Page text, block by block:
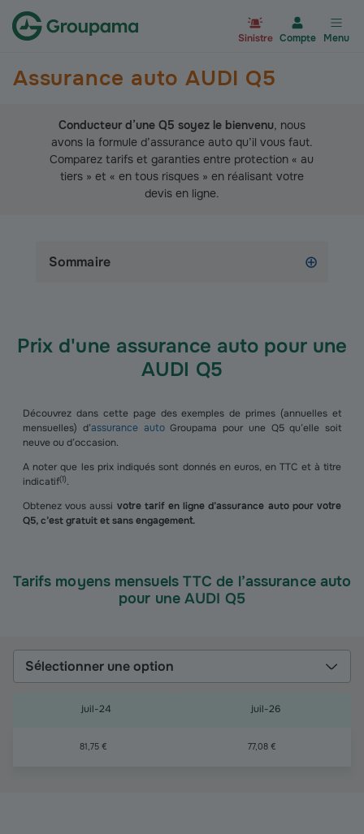
Sinistre Compte Menu
Assurance auto AUDI Q5
Conducteur d’une Q5 soyez le bienvenu, nous
avons la formule d’assurance auto qu’il vous faut.
Comparez tarifs et garanties entre protection « au
tiers » et « en tous risques » en réalisant votre
devis en ligne.
Sommaire
Prix d'une assurance auto pour une
AUDI Q5
Découvrez dans cette page des exemples de primes (annuelles et
mensuelles) d’assurance autoGroupama pour une Q5 qu’elle soit
neuve ou d’occasion.
A noter que les prix indiqués sont donnés en euros, en TTC et à titre
indicatif(1).
Obtenez vous aussi votre tarif en ligne d’assurance auto pour votre
Q5, c’est gratuit et sans engagement.
Tarifs moyens mensuels TTC de l’assurance auto
pour une AUDI Q5
Sélectionner une option
juil-24 juil-26
81,75 € 77,08 €